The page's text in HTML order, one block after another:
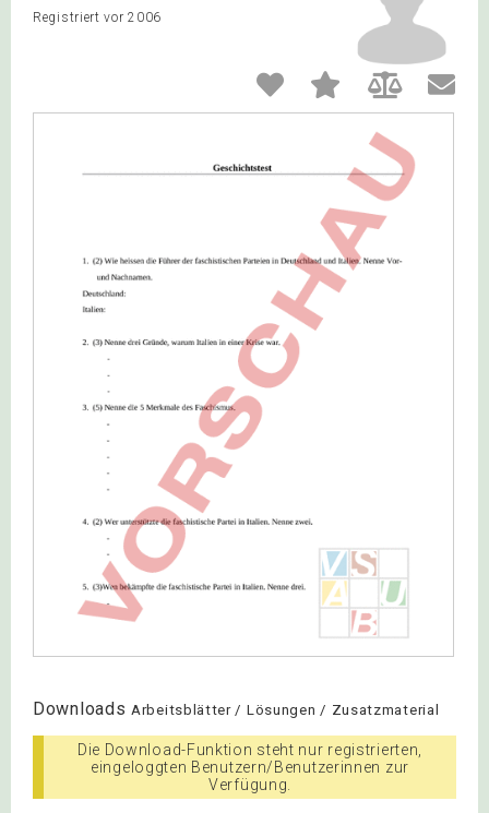
Registriert vor 2006
Downloads Arbeitsblätter / Lösungen / Zusatzmaterial
Die Download-Funktion steht nur registrierten,
eingeloggten Benutzern/Benutzerinnen zur
Verfügung.